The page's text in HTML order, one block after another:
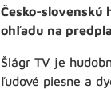
Česko-slovenskú
ohľadu na
Šlágr TV je
ľudové piesne a